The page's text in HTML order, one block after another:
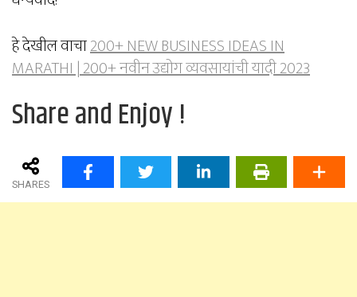
हे देखील वाचा200+ NEW BUSINESS IDEAS IN
MARATHI | 200+ नवीन उद्योग व्यवसायांची यादी 2023
Share and Enjoy !
SHARES